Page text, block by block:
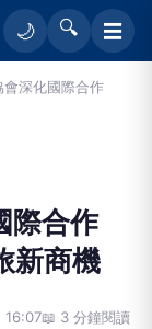
🌙 🔍 ☰
會深化國際合作
際合作
新商機
📖 3 分鐘閱讀